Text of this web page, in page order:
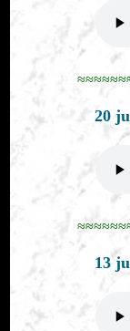
20
13